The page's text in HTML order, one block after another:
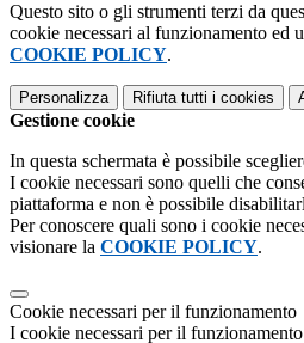
Questo sito o gli strumenti terzi da
cookie necessari al funzionamento ed
COOKIE POLICY.
Personalizza Rifiuta tutti i cookies
Gestione cookie
In questa schermata è possibile
I cookie necessari sono quelli che
piattaforma e non è possibile
Per conoscere quali sono i cookie
visionare la COOKIE POLICY.
Cookie necessari per il funzionamento
I cookie necessari per il